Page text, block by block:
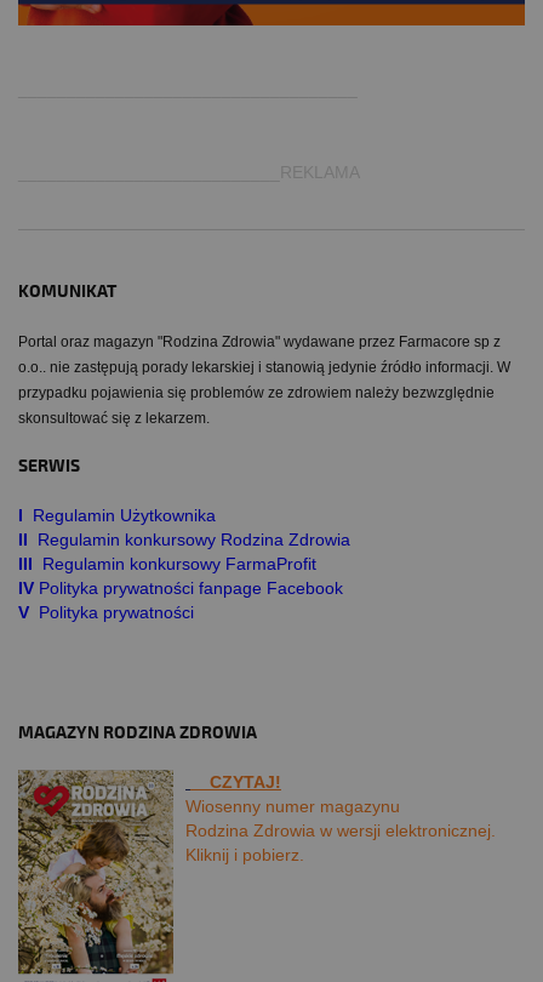
___________________________REKLAMA
KOMUNIKAT
Portal oraz magazyn "Rodzina Zdrowia" wydawane przez Farmacore sp z
o.o.. nie zastępują porady lekarskiej i stanowią jedynie źródło informacji. W
przypadku pojawienia się problemów ze zdrowiem należy bezwzględnie
skonsultować się z lekarzem.
SERWIS
I Regulamin Użytkownika
II
Regulamin konkursowy Rodzina Zdrowia
III
Regulamin konkursowy FarmaProfit
IV Polityka prywatności fanpage Facebook
V Polityka prywatności
MAGAZYN RODZINA ZDROWIA
CZYTAJ!
Wiosenny numer magazynu
Rodzina Zdrowia w wersji elektronicznej.
Kliknij i pobierz.